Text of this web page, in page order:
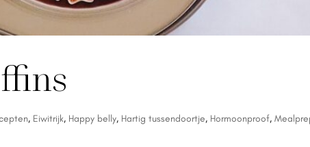
, Eiwitrijk, Happy belly, Hartig tussendoortje, Hormoonproof,